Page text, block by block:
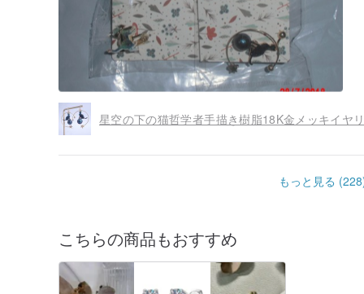
星空の下の猫哲学者手描き樹脂18K金メッキイヤ
もっと見る
こちらの商品もおすすめ